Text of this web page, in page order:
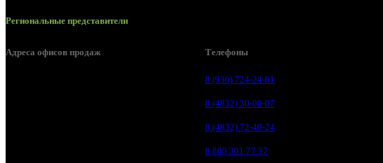
Региональные представители
Адреса офисов продаж Телефоны
8 (930) 724-24-61
8 (4832) 30-00-07
8 (4832) 72-40-24
8 800 301 77 37